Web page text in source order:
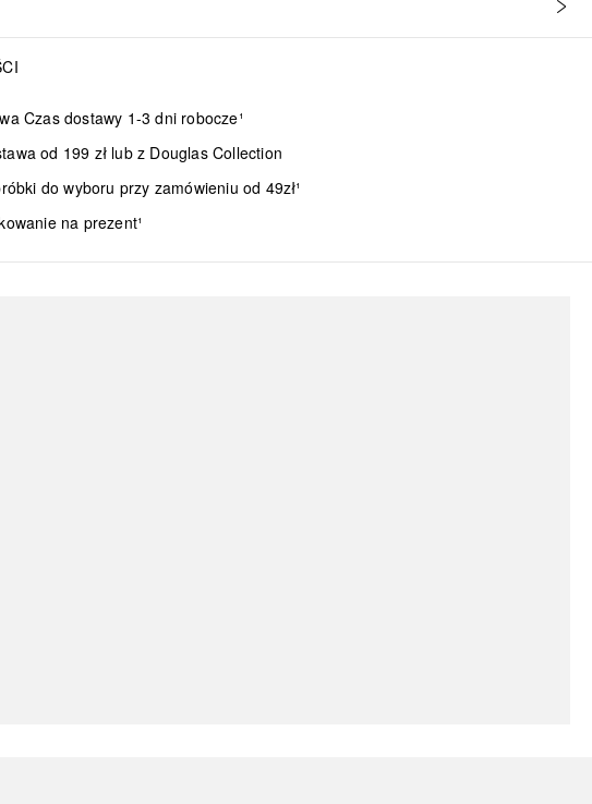
Czas dostawy 1-3 dni robocze¹
od 199 zł lub z Douglas Collection
do wyboru przy zamówieniu od 49zł¹
na prezent¹